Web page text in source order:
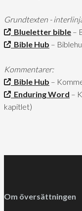
Grundtexten -
Blueletter bible –
Bible Hub –
Kommentarer:
Bible Hub –
Enduring Word –
kapitlet)
Om översättningen